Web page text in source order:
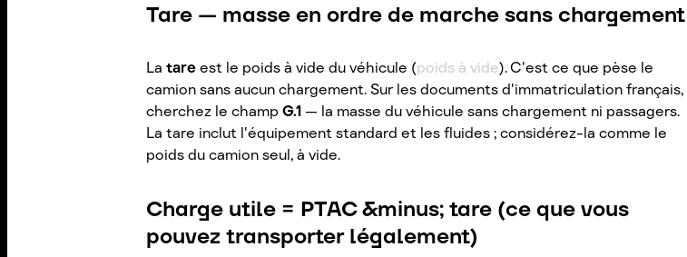
Tare — masse en ordre de marche sans chargement
Latareest le poids à vide du véhicule (poids à vide). C'est ce que pèse le
camion sans aucun chargement. Sur les documents d'immatriculation français,
cherchez le champG.1 — la masse du véhicule sans chargement ni passagers.
La tare inclut l'équipement standard et les fluides ; considérez-la comme le
poids du camion seul, à vide.
Charge utile = PTAC &minus; tare (ce que vous
pouvez transporter légalement)